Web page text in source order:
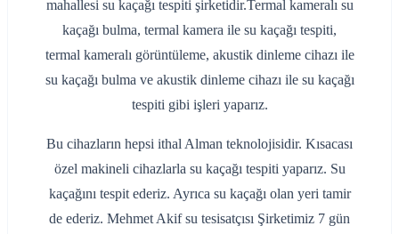
mahallesi su kaçağı tespiti şirketidir.Termal kameralı su
kaçağı bulma, termal kamera ile su kaçağı tespiti,
termal kameralı görüntüleme, akustik dinleme cihazı ile
su kaçağı bulma ve akustik dinleme cihazı ile su kaçağı
tespiti gibi işleri yaparız.
Bu cihazların hepsi ithal Alman teknolojisidir. Kısacası
özel makineli cihazlarla su kaçağı tespiti yaparız. Su
kaçağını tespit ederiz. Ayrıca su kaçağı olan yeri tamir
de ederiz. Mehmet Akif su tesisatçısı Şirketimiz 7 gün